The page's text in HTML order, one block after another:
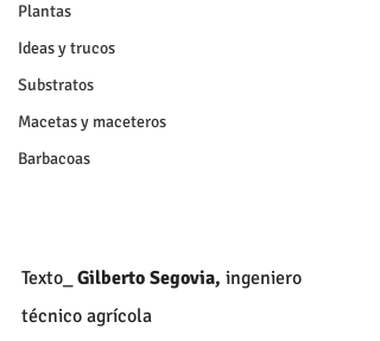
Plantas
Ideas y trucos
Substratos
Macetas y maceteros
Barbacoas
Texto_ Gilberto Segovia, ingeniero
técnico agrícola